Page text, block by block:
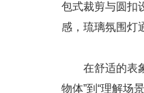
包式裁剪与圆扣
感，琉璃氛围灯
在舒适的表
物体”到“理解场